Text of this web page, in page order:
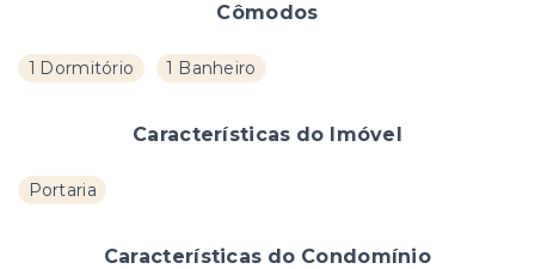
Cômodos
1 Dormitório 1 Banheiro
Características do Imóvel
Portaria
Características do Condomínio